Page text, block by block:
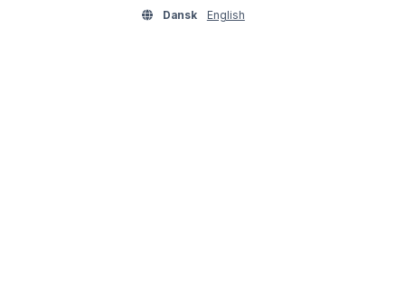
Dansk
English